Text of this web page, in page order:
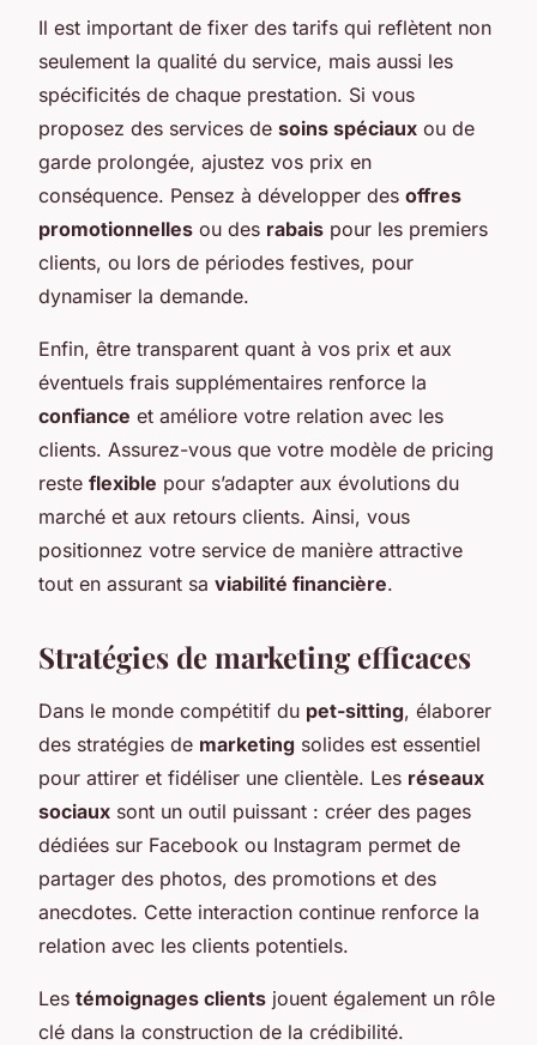
Il est important de fixer des tarifs qui reflètent non
seulement la qualité du service, mais aussi les
spécificités de chaque prestation. Si vous
proposez des services de soins spéciaux ou de
garde prolongée, ajustez vos prix en
conséquence. Pensez à développer des offres
promotionnelles ou des rabais pour les premiers
clients, ou lors de périodes festives, pour
dynamiser la demande.
Enfin, être transparent quant à vos prix et aux
éventuels frais supplémentaires renforce la
confiance et améliore votre relation avec les
clients. Assurez-vous que votre modèle de pricing
reste flexible pour s’adapter aux évolutions du
marché et aux retours clients. Ainsi, vous
positionnez votre service de manière attractive
tout en assurant sa viabilité financière.
Stratégies de marketing efficaces
Dans le monde compétitif du pet-sitting, élaborer
des stratégies de marketing solides est essentiel
pour attirer et fidéliser une clientèle. Les réseaux
sociaux sont un outil puissant : créer des pages
dédiées sur Facebook ou Instagram permet de
partager des photos, des promotions et des
anecdotes. Cette interaction continue renforce la
relation avec les clients potentiels.
Les témoignages clients jouent également un rôle
clé dans la construction de la crédibilité.